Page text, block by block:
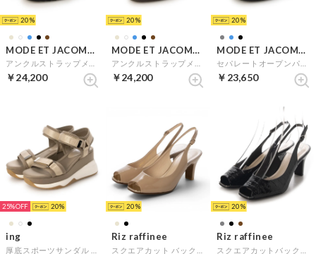
20
MODE ET JACOMO D'ICI
￥24,200
20
MODE ET JACOMO D'ICI
￥24,200
20
MODE ET JACOMO D'ICI
￥23,650
25% 20
ing
20
Riz raffinee
20
Riz raffinee